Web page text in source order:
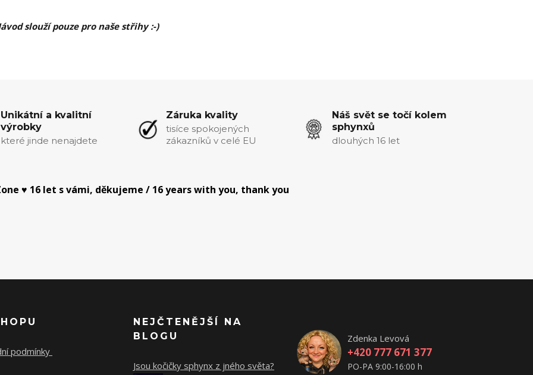
slouží pouze pro naše střihy :-)
Unikátní a kvalitní
výrobky
které jinde nenajdete
Záruka kvality
tisíce spokojených
zákazníků v celé EU
Náš svět se točí kolem
sphynxů
dlouhých 16 let
♥ 16 let s vámi, děkujeme / 16 years with you, thank you
podmínky
NEJČTENĚJŠÍ NA
BLOGU
Jsou kočičky sphynx z jného světa?
Zdenka Levová
+420 777 671 377
PO-PA 9:00-16:00 h